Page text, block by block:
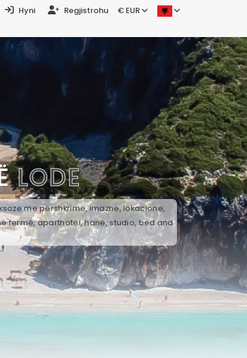
Hyni Regjistrohu € EUR
LODE
me përshkrime, imazhe, lokacione,
fermë, aparthotel, hanë, studio, bed and